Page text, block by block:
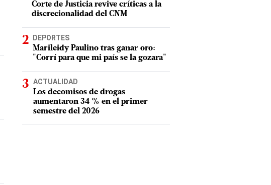
Corte de Justicia revive críticas a la
discrecionalidad del CNM
DEPORTES
Marileidy Paulino tras ganar oro:
"Corrí para que mi país se la gozara"
ACTUALIDAD
Los decomisos de drogas
aumentaron 34 % en el primer
semestre del 2026